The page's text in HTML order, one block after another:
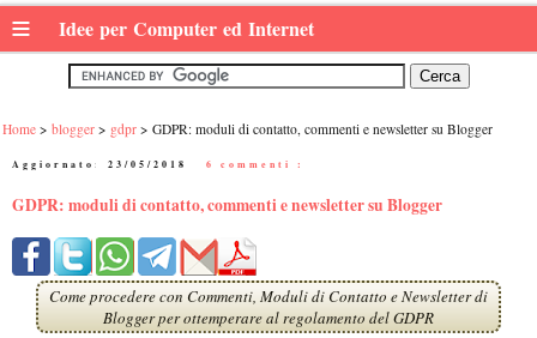
≡ Idee per Computer ed Internet
Home blogger gdpr GDPR: moduli di contatto, commenti e newsletter su Blogger
Aggiornato: 23/05/2018 6 commenti :
GDPR: moduli di contatto, commenti e newsletter su Blogger
Come procedere con Commenti, Moduli di Contatto e Newsletter di
Blogger per ottemperare al regolamento del GDPR